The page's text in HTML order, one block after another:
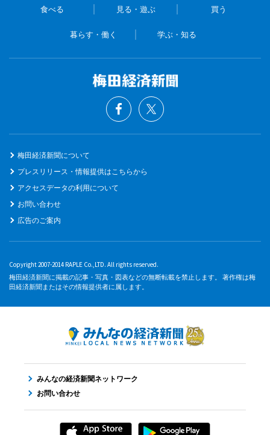
食べる 見る・遊ぶ 買う
暮らす・働く 学ぶ・知る
梅田経済新聞について
プレスリリース・情報提供はこちらから
アクセスデータの利用について
お問い合わせ
広告のご案内
Copyright 2007-2014 RAPLE Co.,LTD. All rights reserved.
梅田経済新聞に掲載の記事・写真・図表などの無断転載を禁止します。 著作権は梅
田経済新聞またはその情報提供者に属します。
みんなの経済新聞ネットワーク
お問い合わせ